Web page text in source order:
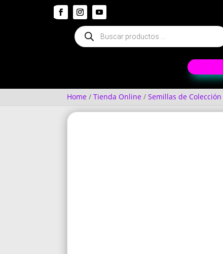
Búsqueda
de
productos
Home / Tienda Online / Semillas de Colección